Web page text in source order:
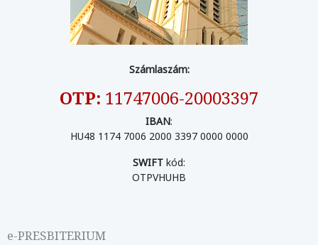
Számlaszám:
OTP: 11747006-20003397
IBAN:
HU48 1174 7006 2000 3397 0000 0000
SWIFT kód:
OTPVHUHB
e-PRESBITERIUM